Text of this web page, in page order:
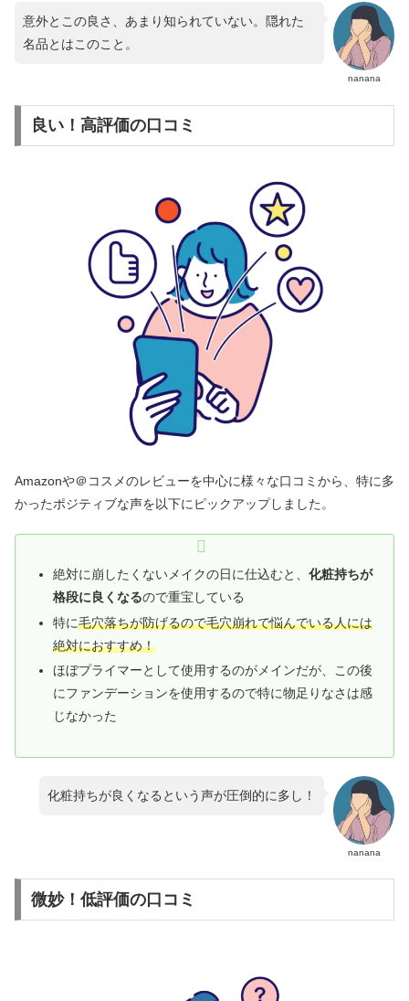
nanana
意外とこの良さ、あまり知られていない。隠れた
名品とはこのこと。
良い！高評価の口コミ
Amazonや＠コスメのレビューを中心に様々な口コミから、特に多
かったポジティブな声を以下にピックアップしました。
絶対に崩したくないメイクの日に仕込むと、 化粧持ちが
格段に良くなるので重宝している
特に毛穴落ちが防げるので毛穴崩れで悩んでいる人には
絶対におすすめ！
ほぼプライマーとして使用するのがメインだが、この後
にファンデーションを使用するので特に物足りなさは感
じなかった
nanana
化粧持ちが良くなるという声が圧倒的に多し！
微妙！低評価の口コミ